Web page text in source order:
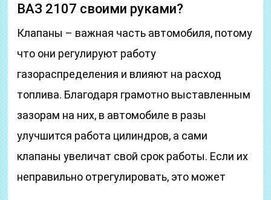
ВАЗ 2107 своими руками?
Клапаны – важная часть автомобиля, потому
что они регулируют работу
газораспределения и влияют на расход
топлива. Благодаря грамотно выставленным
зазорам на них, в автомобиле в разы
улучшится работа цилиндров, а сами
клапаны увеличат свой срок работы. Если их
неправильно отрегулировать, это может